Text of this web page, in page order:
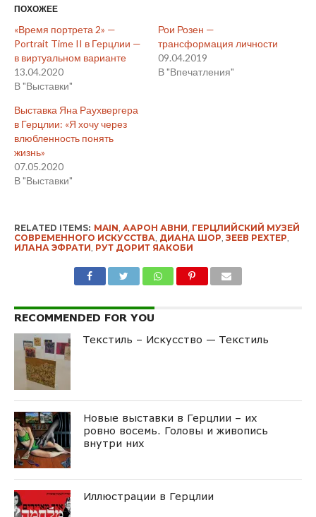
ПОХОЖЕЕ
«Время портрета 2» —
Portrait Time II в Герцлии —
в виртуальном варианте
13.04.2020
В "Выставки"
Рои Розен —
трансформация личности
09.04.2019
В "Впечатления"
Выставка Яна Раухвергера
в Герцлии: «Я хочу через
влюбленность понять
жизнь»
07.05.2020
В "Выставки"
RELATED ITEMS: MAIN, ААРОН АВНИ, ГЕРЦЛИЙСКИЙ МУЗЕЙ
СОВРЕМЕННОГО ИСКУССТВА, ДИАНА ШОР, ЗЕЕВ РЕХТЕР,
ИЛАНА ЭФРАТИ, РУТ ДОРИТ ЯАКОБИ
RECOMMENDED FOR YOU
Текстиль – Искусство — Текстиль
Новые выставки в Герцлии – их
ровно восемь. Головы и живопись
внутри них
Иллюстрации в Герцлии